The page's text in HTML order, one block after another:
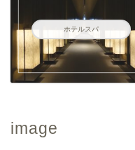
ホテルスパ
image